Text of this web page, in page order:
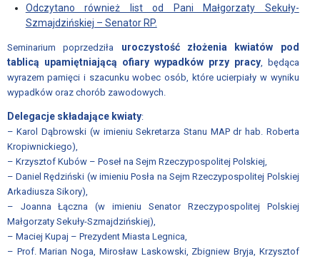
Wydarzenia
WŁADZE
ZWIĄZKU
ZARZĄD
RADA
ZWIĄZKU
CZŁONKOWIE
ZWIĄZKU
LISTA
FIRM
Odczytano również list od Pani Małgorzaty Sekuły-
Szmajdzińskiej – Senator RP.
Seminarium poprzedziła uroczystość złożenia kwiatów pod
tablicą upamiętniającą ofiary wypadków przy pracy, będąca
wyrazem pamięci i szacunku wobec osób, które ucierpiały w wyniku
wypadków oraz chorób zawodowych.
Delegacje składające kwiaty:
– Karol Dąbrowski (w imieniu Sekretarza Stanu MAP dr hab. Roberta
Kropiwnickiego),
– Krzysztof Kubów – Poseł na Sejm Rzeczypospolitej Polskiej,
– Daniel Rędziński (w imieniu Posła na Sejm Rzeczypospolitej Polskiej
Arkadiusza Sikory),
– Joanna Łączna (w imieniu Senator Rzeczypospolitej Polskiej
Małgorzaty Sekuły-Szmajdzińskiej),
– Maciej Kupaj – Prezydent Miasta Legnica,
– Prof. Marian Noga, Mirosław Laskowski, Zbigniew Bryja, Krzysztof